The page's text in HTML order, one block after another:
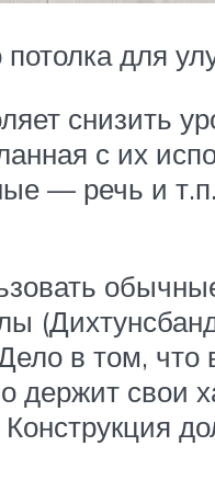
потолка для
снизить
с их
— речь и
в том,
держит